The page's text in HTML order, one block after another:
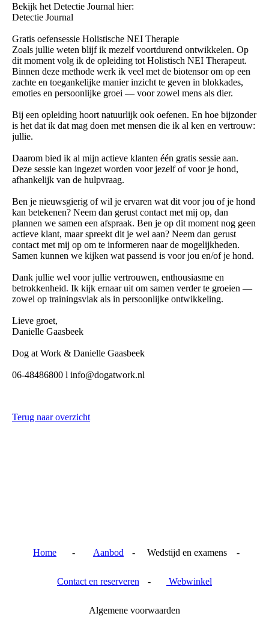
Bekijk het Detectie Journal hier:
Detectie Journal
Gratis oefensessie Holistische NEI Therapie
Zoals jullie weten blijf ik mezelf voortdurend ontwikkelen. Op
dit moment volg ik de opleiding tot Holistisch NEI Therapeut.
Binnen deze methode werk ik veel met de biotensor om op een
zachte en toegankelijke manier inzicht te geven in blokkades,
emoties en persoonlijke groei — voor zowel mens als dier.
Bij een opleiding hoort natuurlijk ook oefenen. En hoe bijzonder
is het dat ik dat mag doen met mensen die ik al ken en vertrouw:
jullie.
Daarom bied ik al mijn actieve klanten één gratis sessie aan.
Deze sessie kan ingezet worden voor jezelf of voor je hond,
afhankelijk van de hulpvraag.
Ben je nieuwsgierig of wil je ervaren wat dit voor jou of je hond
kan betekenen? Neem dan gerust contact met mij op, dan
plannen we samen een afspraak. Ben je op dit moment nog geen
actieve klant, maar spreekt dit je wel aan? Neem dan gerust
contact met mij op om te informeren naar de mogelijkheden.
Samen kunnen we kijken wat passend is voor jou en/of je hond.
Dank jullie wel voor jullie vertrouwen, enthousiasme en
betrokkenheid. Ik kijk ernaar uit om samen verder te groeien —
zowel op trainingsvlak als in persoonlijke ontwikkeling.
Lieve groet,
Danielle Gaasbeek
Dog at Work & Danielle Gaasbeek
06-48486800 l info@dogatwork.nl
Terug naar overzicht
Home - Aanbod - Wedstijd en examens -
Contact en reserveren - Webwinkel
Algemene voorwaarden